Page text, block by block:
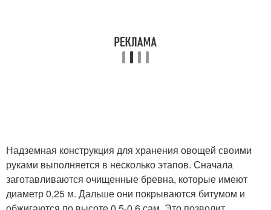
Надземная конструкция для хранения овощей своими
руками выполняется в несколько этапов. Сначала
заготавливаются очищенные бревна, которые имеют
диаметр 0,25 м. Дальше они покрываются битумом и